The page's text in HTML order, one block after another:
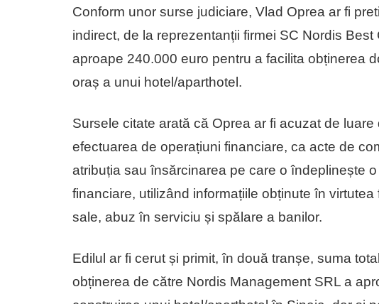
Conform unor surse judiciare, Vlad Oprea ar fi
indirect, de la reprezentanții firmei SC Nordis
aproape 240.000 euro pentru a facilita obținerea
oraș a unui hotel/aparthotel.
Sursele citate arată că Oprea ar fi acuzat de
efectuarea de operațiuni financiare, ca acte de
atribuția sau însărcinarea pe care o îndeplinește
financiare, utilizând informațiile obținute în
sale, abuz în serviciu și spălare a banilor.
Edilul ar fi cerut și primit, în două tranșe, suma
obținerea de către Nordis Management SRL a